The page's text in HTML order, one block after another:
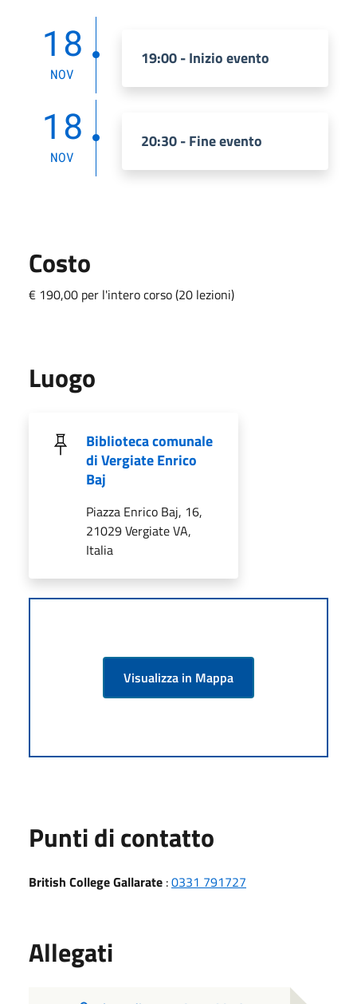
18
NOV
19:00 - Inizio evento
18
NOV
20:30 - Fine evento
Costo
€ 190,00 per l'intero corso (20 lezioni)
Luogo
Biblioteca comunale
di Vergiate Enrico
Baj
Piazza Enrico Baj, 16,
21029 Vergiate VA,
Italia
Visualizza in Mappa
Punti di contatto
British College Gallarate :0331 791727
Allegati